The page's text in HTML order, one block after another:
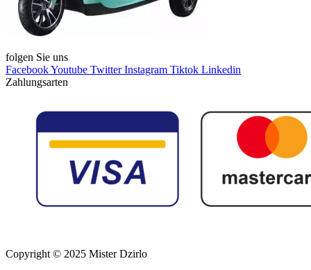
folgen Sie uns
FacebookYoutube Twitter Instagram Tiktok Linkedin
Zahlungsarten
Copyright © 2025 Mister Dzirlo